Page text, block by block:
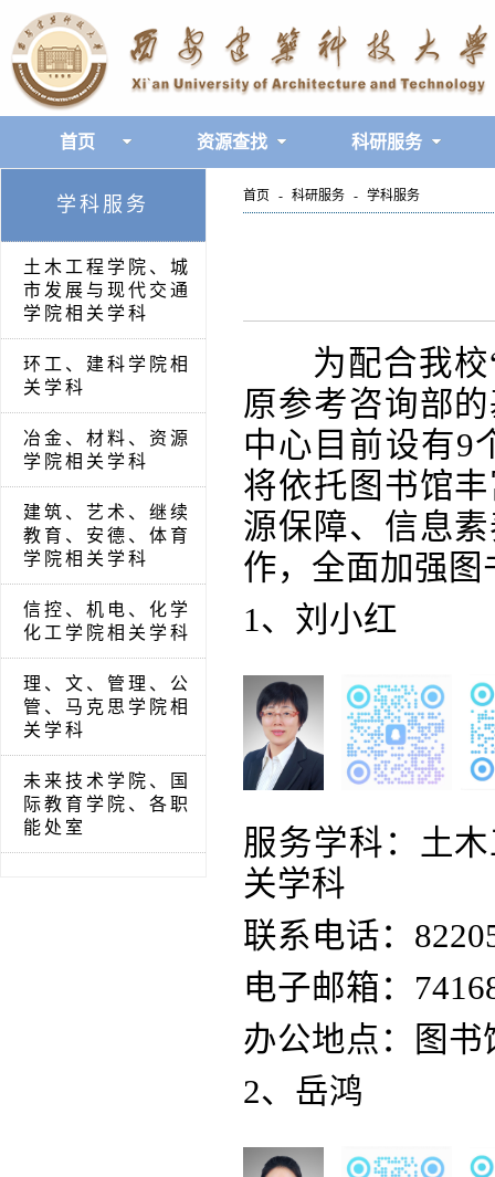
首页 资源查找 科研服务
学科服务
土木工程学院、城
市发展与现代交通
学院相关学科
环工、建科学院相
关学科
冶金、材料、资源
学院相关学科
建筑、艺术、继续
教育、安德、体育
学院相关学科
信控、机电、化学
化工学院相关学科
理、文、管理、公
管、马克思学院相
关学科
未来技术学院、国
际教育学院、各职
能处室
首页 - 科研服务 - 学科服务
为配合我校“
原参考咨询部
中心目前设有9
将依托图书馆
源保障、信息
作，全面加强
1、刘小红
服务学科：土
关学科
联系电话：
电子邮箱：
办公地点：图书
2、岳鸿